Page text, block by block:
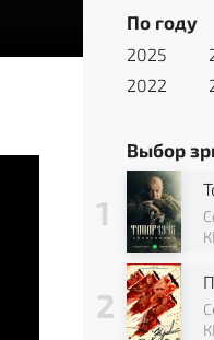
По году
2025
2022
Выбор